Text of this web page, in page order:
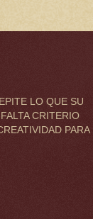
LO QUE SU
CRITERIO
PARA